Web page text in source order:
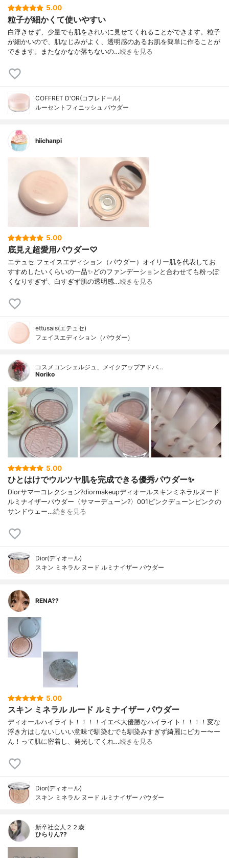
5.00
粒子が細かくて使いやすい
白浮きせず、少量でも肌をきれいに見せてくれることができます。粒子
が細かいので、肌なじみがよく、透明感のあるお肌を簡単に作ることが
できます。またなかなか落ちないの…続きを見る
COFFRET D'OR(コフレドール)
ルーセントフィニッシュ パウダー
hiichanpi
5.00
底見え超愛用パウダー♡
エテュセ フェイスエディション（パウダー）オイリー肌を代表してお
すすめしたいくらいの一品✨どのファンデーションと合わせても粉っぽ
くなりすぎず、白すぎず肌の透明感…続きを見る
ettusais(エテュセ)
フェイスエディション（パウダー）
コスメコンシェルジュ、メイクアップアドバ…
Noriko
5.00
ひとはけでウルツヤ肌を完成できる優秀パウダー✨
Diorサマーコレクション?diormakeupディオールスキンミネラルヌード
ルミナイザーパウダー〈サマーデューン?️〉001ピンクデューンピンクの
サンドウェー…続きを見る
Dior(ディオール)
スキン ミネラル ヌード ルミナイザー パウダー
RENA??
5.00
スキン ミネラル ルード ルミナイザー パウダー
ディオールハイライト！！！！イエベ大優勝なハイライト！！！！変な
浮き方はしないしいい意味で馴染むでも馴染みすぎず綺麗にピカー〜ー
ん！って肌に密着し、発光してくれ…続きを見る
Dior(ディオール)
スキン ミネラル ヌード ルミナイザー パウダー
新卒社会人２２歳
ひらりん??